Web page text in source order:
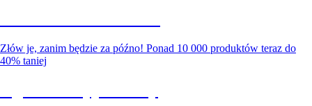
Złów je, zanim będzie za późno! Ponad 10 000 produktów teraz do
40% taniej